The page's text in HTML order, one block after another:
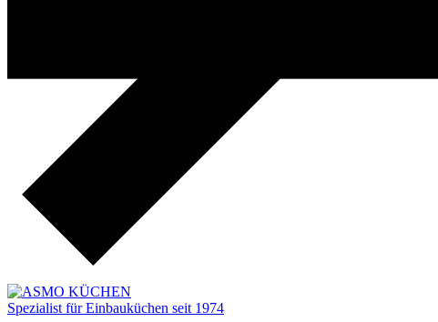
Spezialist für Einbauküchen seit 1974